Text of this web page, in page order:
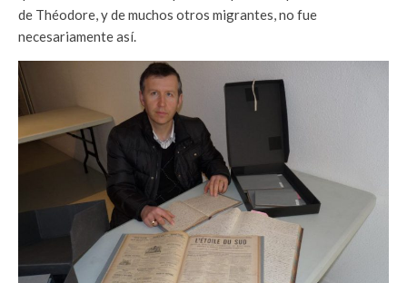
de Théodore, y de muchos otros migrantes, no fue
necesariamente así.